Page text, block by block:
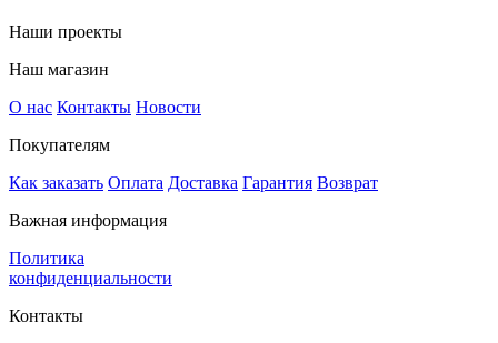
Наши проекты
Наш магазин
О нас Контакты Новости
Покупателям
Как заказать Оплата Доставка Гарантия Возврат
Важная информация
Политика
конфиденциальности
Контакты